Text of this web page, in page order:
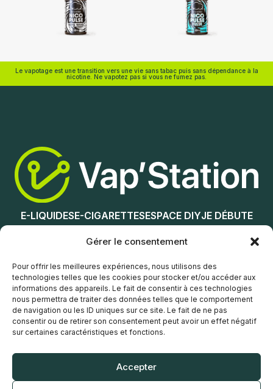
Gérer le consentement
Pour offrir les meilleures expériences, nous utilisons des
technologies telles que les cookies pour stocker et/ou accéder aux
informations des appareils. Le fait de consentir à ces technologies
nous permettra de traiter des données telles que le comportement
de navigation ou les ID uniques sur ce site. Le fait de ne pas
consentir ou de retirer son consentement peut avoir un effet négatif
sur certaines caractéristiques et fonctions.
Accepter
Ajouter au panier
Ajouter au panier
Le vapotage est une transition vers une vie sans tabac puis sans dépendance à la
nicotine. Ne vapotez pas si vous ne fumez pas.
E-LIQUIDESE-CIGARETTESESPACE DIYJE DÉBUTE
NOS MAGASINS
Service client
POLITIQUE DE CONFIDENTIALITÉ